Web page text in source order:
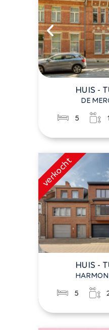
HUIS -
DE
5
HUIS -
5